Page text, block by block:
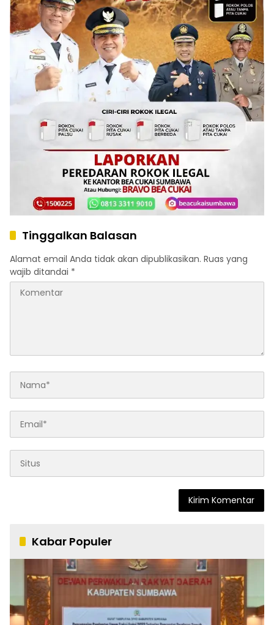
Tinggalkan Balasan
Alamat email Anda tidak akan dipublikasikan. Ruas yang
wajib ditandai *
Kabar Populer